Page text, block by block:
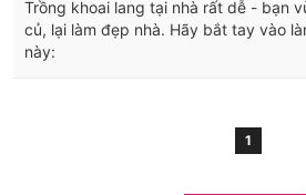
Trồng khoai lang tại nhà rất dễ - bạn
củ, lại làm đẹp nhà. Hãy bắt tay vào
này:
1